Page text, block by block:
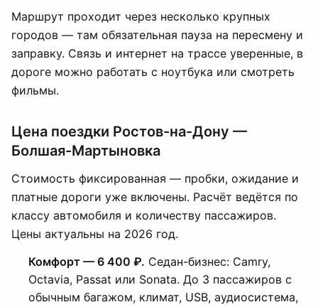
Маршрут проходит через несколько крупных
городов — там обязательная пауза на пересмену и
заправку. Связь и интернет на трассе уверенные, в
дороге можно работать с ноутбука или смотреть
фильмы.
Цена поездки Ростов-на-Дону —
Болшая-Мартыновка
Стоимость фиксированная — пробки, ожидание и
платные дороги уже включены. Расчёт ведётся по
классу автомобиля и количеству пассажиров.
Цены актуальны на 2026 год.
Комфорт — 6 400 ₽. Седан-бизнес: Camry,
Octavia, Passat или Sonata. До 3 пассажиров с
обычным багажом, климат, USB, аудиосистема,